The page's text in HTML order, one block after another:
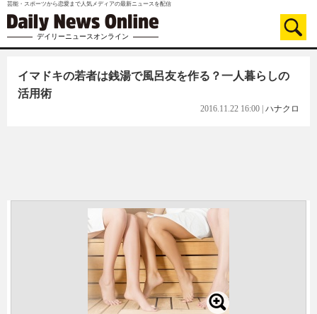
芸能・スポーツから恋愛まで人気メディアの最新ニュースを配信
デイリーニュースオンライン
イマドキの若者は銭湯で風呂友を作る？一人暮らしの
活用術
2016.11.22 16:00 ハナクロ